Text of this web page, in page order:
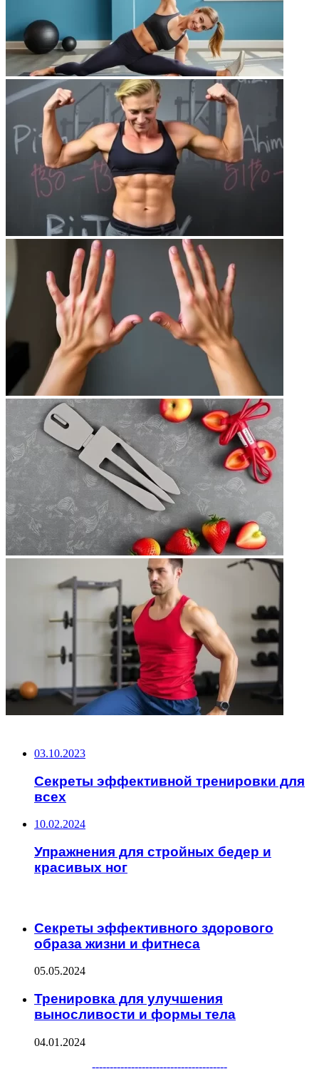
03.10.2023
Секреты эффективной тренировки для
всех
10.02.2024
Упражнения для стройных бедер и
красивых ног
Секреты эффективного здорового
образа жизни и фитнеса
05.05.2024
Тренировка для улучшения
выносливости и формы тела
04.01.2024
--------------------------------------